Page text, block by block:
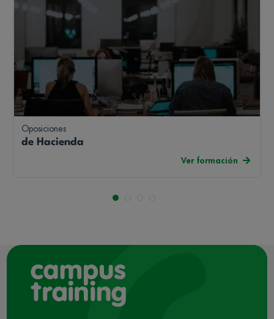
Oposiciones
de Hacienda
Ver formación